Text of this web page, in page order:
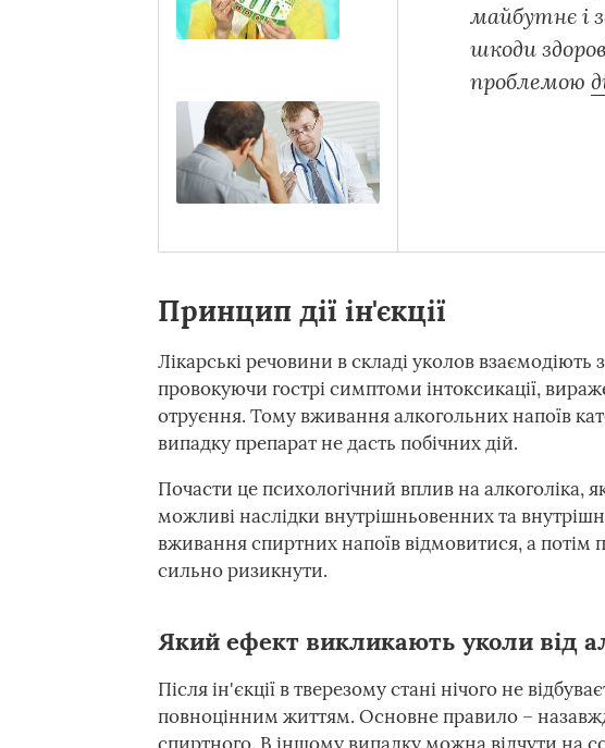
майбутнє і
шкоди
проблемою
Принцип дії ін'єкції
Лікарські речовини в складі уколов
провокуючи гострі симптоми інтоксикації,
отруєння. Тому вживання алкогольних напоїв
випадку препарат не дасть побічних дій.
Почасти це психологічний вплив на
можливі наслідки внутрішньовенних та
вживання спиртних напоїв відмовитися, а
сильно ризикнути.
Який ефект викликають уколи від
Після ін'єкції в тверезому стані нічого не
повноцінним життям. Основне правило –